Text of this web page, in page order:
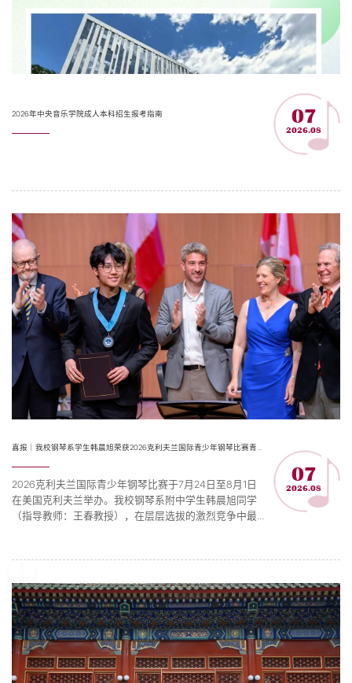
2026年中央音乐学院成人本科招生报考指南 07
2026.08
2026克利夫兰国际青少年钢琴比赛于7月24日至8月1日
在美国克利夫兰举办。我校钢琴系附中学生韩晨旭同学
（指导教师：王春教授），在层层选拔的激烈竞争中最
德国、法国等多个国家，经过第一轮视频预选，确定50
初赛，最终全球13位选手晋级半决赛。赛事的半决赛包
含独奏与室内乐...
07
2026.08